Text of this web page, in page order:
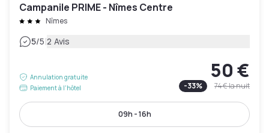
Campanile PRIME - Nîmes Centre
Nîmes
5/5|2 Avis
Annulation gratuite
Paiement à l'hôtel
50 €
-33% 74 €la nuit
09h - 16h